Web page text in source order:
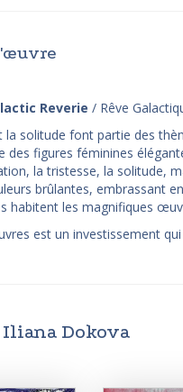
Reverie / Rêve
la solitude font partie des
des figures féminines
la tristesse, la solitude,
brûlantes, embrassant
habitent les magnifiques
est un investissement
Dokova